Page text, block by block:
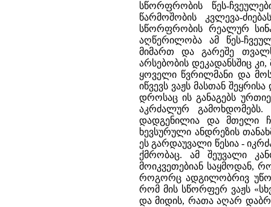
სწორფრობის წეს-
წარმოშობის კვლევა-
სწორფრობის რეალურ
აღწერილობა ამ წეს-
მიმართ და გარეშე
არსებობის დეკადანსშიც
ყოველი წვრილმანი და
იწვევს ვაჟს მასთან
დროსაც ის განაგებს
აკრძალურ გამოხდომებს.
დადგენილია და მთელი
ხევსურული ანდრეზის
ეს გარდაუვალი წესია -
ქმრობაც. ამ შეუვალი
მოიკვეთებიან საყმოდან,
როგორც ადგილობრივ
რომ მის სწორფერ ვაჟს
და მიდის, რათა აღარ